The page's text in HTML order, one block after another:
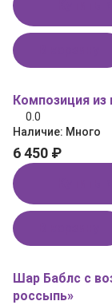
Композиция
0.0
Наличие: Много
6 450 ₽
Шар Баблс с
россыпь»